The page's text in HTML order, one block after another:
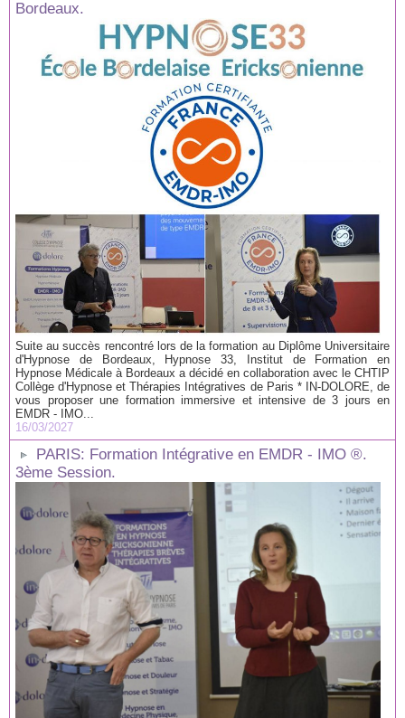
Bordeaux.
Suite au succès rencontré lors de la formation au Diplôme Universitaire
d'Hypnose de Bordeaux, Hypnose 33, Institut de Formation en
Hypnose Médicale à Bordeaux a décidé en collaboration avec le CHTIP
Collège d'Hypnose et Thérapies Intégratives de Paris * IN-DOLORE, de
vous proposer une formation immersive et intensive de 3 jours en
EMDR - IMO...
16/03/2027
PARIS: Formation Intégrative en EMDR - IMO ®.
3ème Session.